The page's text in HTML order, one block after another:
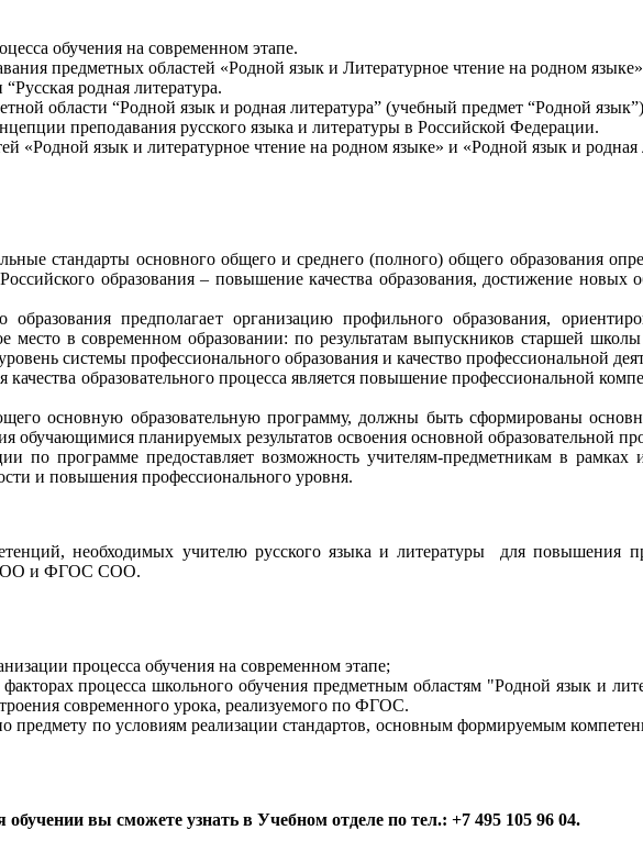
обучения на современном этапе.
предметных областей «Родной язык и Литературное чтение на родном
родная литература.
области “Родной язык и родная литература” (учебный предмет “Родной
преподавания русского языка и литературы в Российской Федерации.
«Родной язык и литературное чтение на родном языке» и «Родной язык и
стандарты основного общего и среднего (полного) общего образования
образования – повышение качества образования, достижение новых
предполагает организацию профильного образования,
место в современном образовании: по результатам выпускников старшей
системы профессионального образования и качество профессиональной
образовательного процесса является повышение профессиональной
основную образовательную программу, должны быть сформированы
обучающимися планируемых результатов освоения основной образовательной
программе предоставляет возможность учителям-предметникам в рамках
и повышения профессионального уровня.
необходимых учителю русского языка и литературы для повышения
ООО и ФГОС СОО.
процесса обучения на современном этапе;
процесса школьного обучения предметным областям "Родной язык и
современного урока, реализуемого по ФГОС.
по условиям реализации стандартов, основным формируемым
вы сможете узнать в Учебном отделе по тел.: +7 495 105 96 04.